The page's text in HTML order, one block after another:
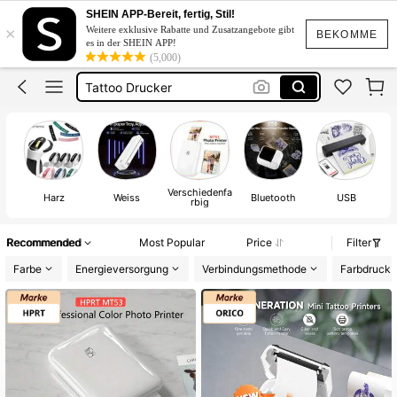
BEKOMME
×
SHEIN APP-Bereit, fertig, Stil!
Weitere exklusive Rabatte und Zusatzangebote gibt
es in der SHEIN APP!
(5,000)
Etiketten Drucker
Mini Drucker
Tattoo Drucker
Ettiketiergerät
Etiketten Drucker
Harz Weiss Verschiedenfa
rbig Bluetooth USB
Recommended Most Popular Price
Filter
Farbe
Energieversorgung Verbindungsmethode Farbdruck